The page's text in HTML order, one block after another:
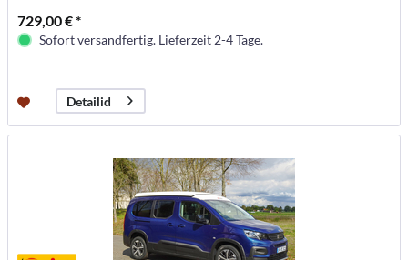
729,00 € *
Sofort versandfertig. Lieferzeit 2-4 Tage.
Detailid